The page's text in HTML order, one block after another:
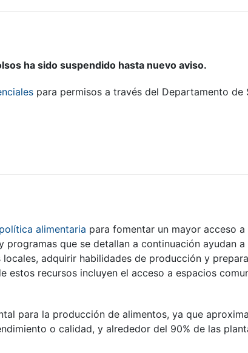
ha sido suspendido hasta nuevo aviso.
para permisos a través del Departamento
alimentaria para fomentar un mayor acceso
que se detallan a continuación ayudan
adquirir habilidades de producción y
estos recursos incluyen el acceso a espacios
para la producción de alimentos, ya que
o calidad, y alrededor del 90% de las